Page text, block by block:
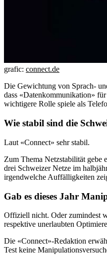
grafic: connect.de
Die Gewichtung von Sprach-
dass «Datenkommunikation»
wichtigere Rolle spiele als
Wie stabil sind die
Laut «Connect» sehr stabil.
Zum Thema Netzstabilität gebe
drei Schweizer Netze im
irgendwelche Auffälligkeiten
Gab es dieses Jahr
Offiziell nicht. Oder zumindest
respektive unerlaubten
Die «Connect»-Redaktion
Test keine